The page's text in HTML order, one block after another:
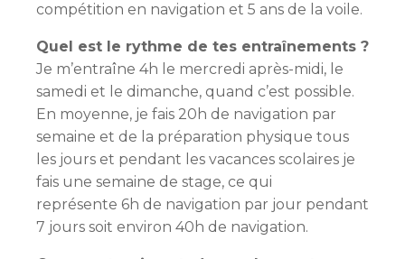
compétition en navigation et 5 ans de la voile.
Quel est le rythme de tes entraînements ?
Je m’entraîne 4h le mercredi après-midi, le
samedi et le dimanche, quand c’est possible.
En moyenne, je fais 20h de navigation par
semaine et de la préparation physique tous
les jours et pendant les vacances scolaires je
fais une semaine de stage, ce qui
représente 6h de navigation par jour pendant
7 jours soit environ 40h de navigation.